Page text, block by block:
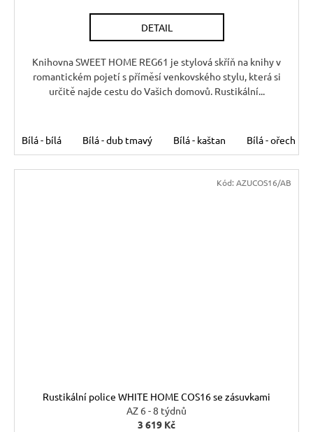
A
DETAIL
Knihovna SWEET HOME REG61 je stylová skříň na knihy v
romantickém pojetí s příměsí venkovského stylu, která si
určitě najde cestu do Vašich domovů. Rustikální...
Bílá - bílá Bílá - dub tmavý Bílá - kaštan Bílá - ořech
Rustikální police WHITE HOME COS16 se zásuvkami
AZ 6 - 8 týdnů
3 619 Kč
Kód: AZUCOS16/AB